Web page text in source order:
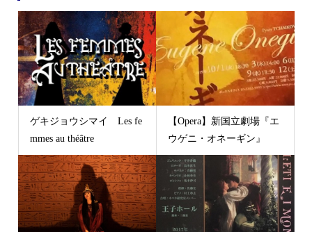
ゲキジョウシマイ Les fe
mmes au théâtre
【Opera】新国立劇場『エ
ウゲニ・オネーギン』